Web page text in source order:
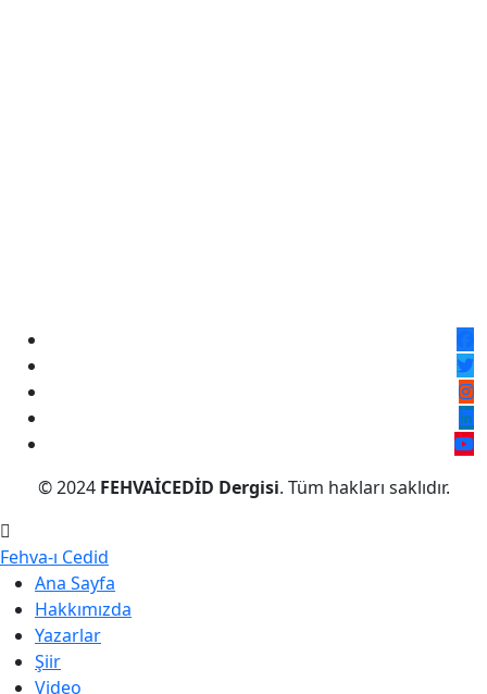
© 2024 FEHVAİCEDİD Dergisi. Tüm hakları saklıdır.
Fehva-ı Cedid
Ana Sayfa
Hakkımızda
Yazarlar
Şiir
Video